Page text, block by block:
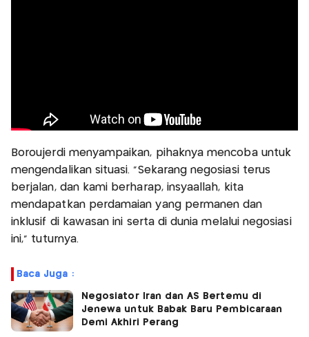
Boroujerdi menyampaikan, pihaknya mencoba untuk
mengendalikan situasi. "Sekarang negosiasi terus
berjalan, dan kami berharap, insyaallah, kita
mendapatkan perdamaian yang permanen dan
inklusif di kawasan ini serta di dunia melalui negosiasi
ini," tuturnya.
Baca Juga :
Negosiator Iran dan AS Bertemu di
Jenewa untuk Babak Baru Pembicaraan
Demi Akhiri Perang